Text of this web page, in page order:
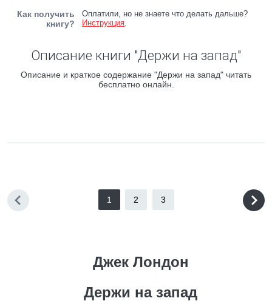
Как получить
книгу?
Оплатили, но не знаете что делать дальше?
Инструкция.
Описание книги "Держи на запад"
Описание и краткое содержание "Держи на запад" читать
бесплатно онлайн.
1 2 3
Джек Лондон
Держи на запад